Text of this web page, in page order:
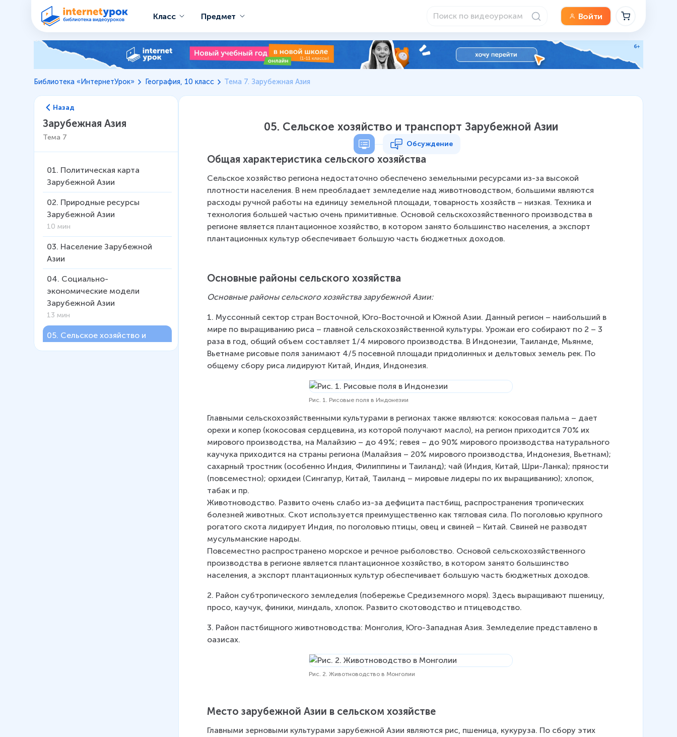
Класс Предмет Войти
Библиотека «ИнтернетУрок» География, 10 класс Тема 7. Зарубежная Азия
Назад
Зарубежная Азия
Тема 7
01. Политическая карта
Зарубежной Азии
02. Природные ресурсы
Зарубежной Азии
10 мин
03. Население Зарубежной
Азии
04. Социально-
экономические модели
Зарубежной Азии
13 мин
05. Сельское хозяйство и
05. Сельское хозяйство и транспорт Зарубежной Азии
Обсуждение
Общая характеристика сельского хозяйства
Сельское хозяйство региона недостаточно обеспечено земельными ресурсами из-за высокой
плотности населения. В нем преобладает земледелие над животноводством, большими являются
расходы ручной работы на единицу земельной площади, товарность хозяйств – низкая. Техника и
технология большей частью очень примитивные. Основой сельскохозяйственного производства в
регионе является плантационное хозяйство, в котором занято большинство населения, а экспорт
плантационных культур обеспечивает большую часть бюджетных доходов.
Основные районы сельского хозяйства
Основные районы сельского хозяйства зарубежной Азии:
1. Муссонный сектор стран Восточной, Юго-Восточной и Южной Азии. Данный регион – наибольший в
мире по выращиванию риса – главной сельскохозяйственной культуры. Урожаи его собирают по 2 – 3
раза в год, общий объем составляет 1/4 мирового производства. В Индонезии, Таиланде, Мьянме,
Вьетнаме рисовые поля занимают 4/5 посевной площади придолинных и дельтовых земель рек. По
общему сбору риса лидируют Китай, Индия, Индонезия.
Рис. 1. Рисовые поля в Индонезии
Главными сельскохозяйственными культурами в регионах также являются: кокосовая пальма – дает
орехи и копер (кокосовая сердцевина, из которой получают масло), на регион приходится 70% их
мирового производства, на Малайзию – до 49%; гевея – до 90% мирового производства натурального
каучука приходится на страны региона (Малайзия – 20% мирового производства, Индонезия, Вьетнам);
сахарный тростник (особенно Индия, Филиппины и Таиланд); чай (Индия, Китай, Шри-Ланка); пряности
(повсеместно); орхидеи (Сингапур, Китай, Таиланд – мировые лидеры по их выращиванию); хлопок,
табак и пр.
Животноводство. Развито очень слабо из-за дефицита пастбищ, распространения тропических
болезней животных. Скот используется преимущественно как тягловая сила. По поголовью крупного
рогатого скота лидирует Индия, по поголовью птицы, овец и свиней – Китай. Свиней не разводят
мусульманские народы.
Повсеместно распространено морское и речное рыболовство. Основой сельскохозяйственного
производства в регионе является плантационное хозяйство, в котором занято большинство
населения, а экспорт плантационных культур обеспечивает большую часть бюджетных доходов.
2. Район субтропического земледелия (побережье Средиземного моря). Здесь выращивают пшеницу,
просо, каучук, финики, миндаль, хлопок. Развито скотоводство и птицеводство.
3. Район пастбищного животноводства: Монголия, Юго-Западная Азия. Земледелие представлено в
оазисах.
Рис. 2. Животноводство в Монголии
Место зарубежной Азии в сельском хозяйстве
Главными зерновыми культурами зарубежной Азии являются рис, пшеница, кукуруза. По сбору этих